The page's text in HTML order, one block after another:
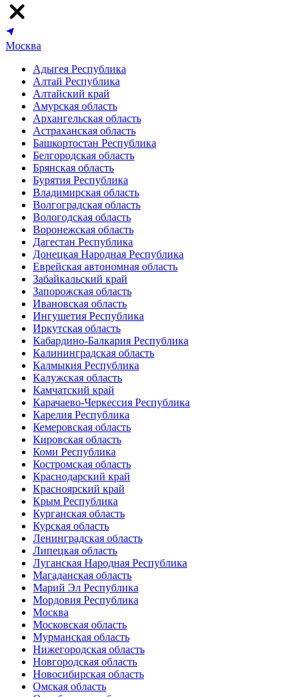
Москва
Адыгея Республика
Алтай Республика
Алтайский край
Амурская область
Архангельская область
Астраханская область
Башкортостан Республика
Белгородская область
Брянская область
Бурятия Республика
Владимирская область
Волгоградская область
Вологодская область
Воронежская область
Дагестан Республика
Донецкая Народная Республика
Еврейская автономная область
Забайкальский край
Запорожская область
Ивановская область
Ингушетия Республика
Иркутская область
Кабардино-Балкария Республика
Калининградская область
Калмыкия Республика
Калужская область
Камчатский край
Карачаево-Черкессия Республика
Карелия Республика
Кемеровская область
Кировская область
Коми Республика
Костромская область
Краснодарский край
Красноярский край
Крым Республика
Курганская область
Курская область
Ленинградская область
Липецкая область
Луганская Народная Республика
Магаданская область
Марий Эл Республика
Мордовия Республика
Москва
Московская область
Мурманская область
Нижегородская область
Новгородская область
Новосибирская область
Омская область